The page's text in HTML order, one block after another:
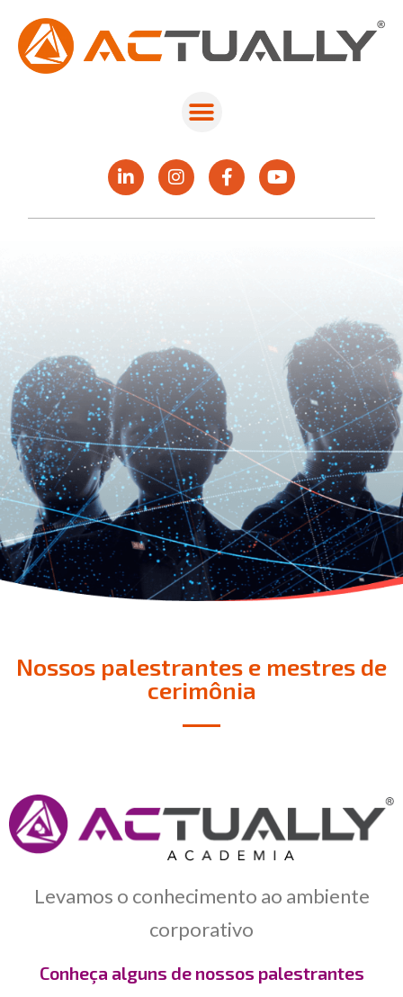
Nossos palestrantes e mestres de
cerimônia
Levamos o conhecimento ao ambiente
corporativo
Conheça alguns de nossos palestrantes